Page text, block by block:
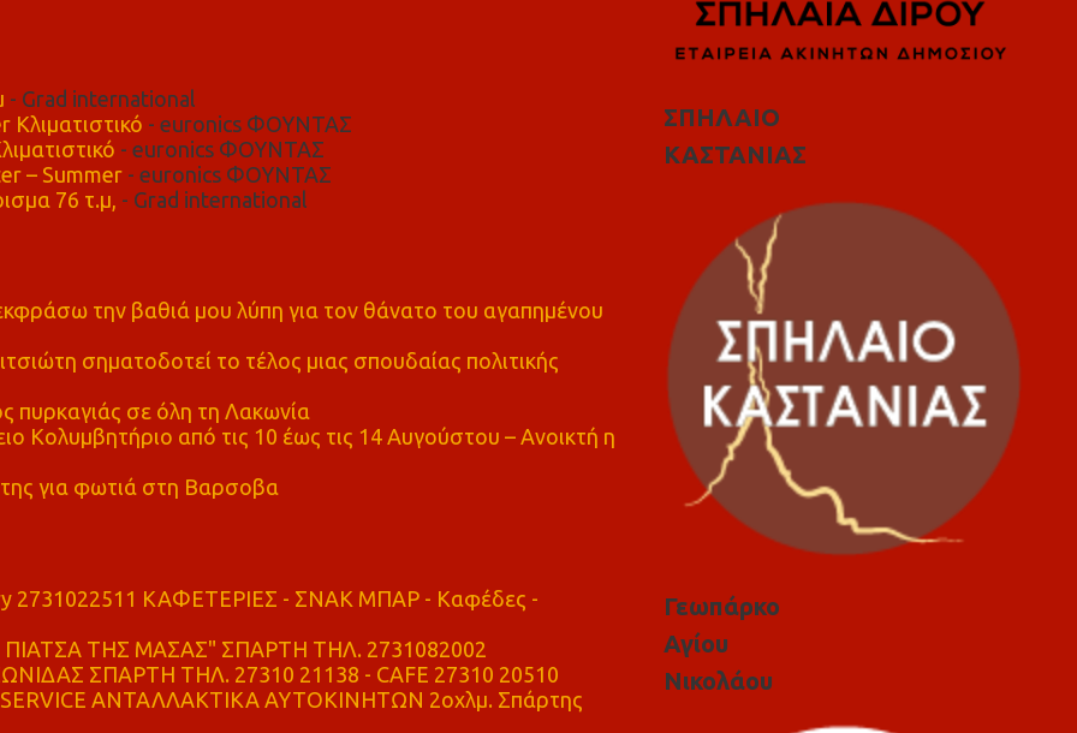
- Grad international
- euronics ΦΟΥΝΤΑΣ
- euronics ΦΟΥΝΤΑΣ
– Summer- euronics ΦΟΥΝΤΑΣ
76 τ.μ, - Grad international
την βαθιά μου λύπη για τον θάνατο του αγαπημένου
σηματοδοτεί το τέλος μιας σπουδαίας πολιτικής
πυρκαγιάς σε όλη τη Λακωνία
Κολυμβητήριο από τις 10 έως τις 14 Αυγούστου – Ανοικτή η
για φωτιά στη Βαρσοβα
2731022511 ΚΑΦΕΤΕΡΙΕΣ - ΣΝΑΚ ΜΠΑΡ - Καφέδες -
ΤΗΣ ΜΑΣΑΣ" ΣΠΑΡΤΗ ΤΗΛ. 2731082002
ΣΠΑΡΤΗ ΤΗΛ. 27310 21138 - CAFE 27310 20510
ΑΝΤΑΛΛΑΚΤΙΚΑ ΑΥΤΟΚΙΝΗΤΩΝ 2οχλμ. Σπάρτης
ΣΠΗΛΑΙΟ
ΚΑΣΤΑΝΙΑΣ
Γεωπάρκο
Αγίου
Νικολάου